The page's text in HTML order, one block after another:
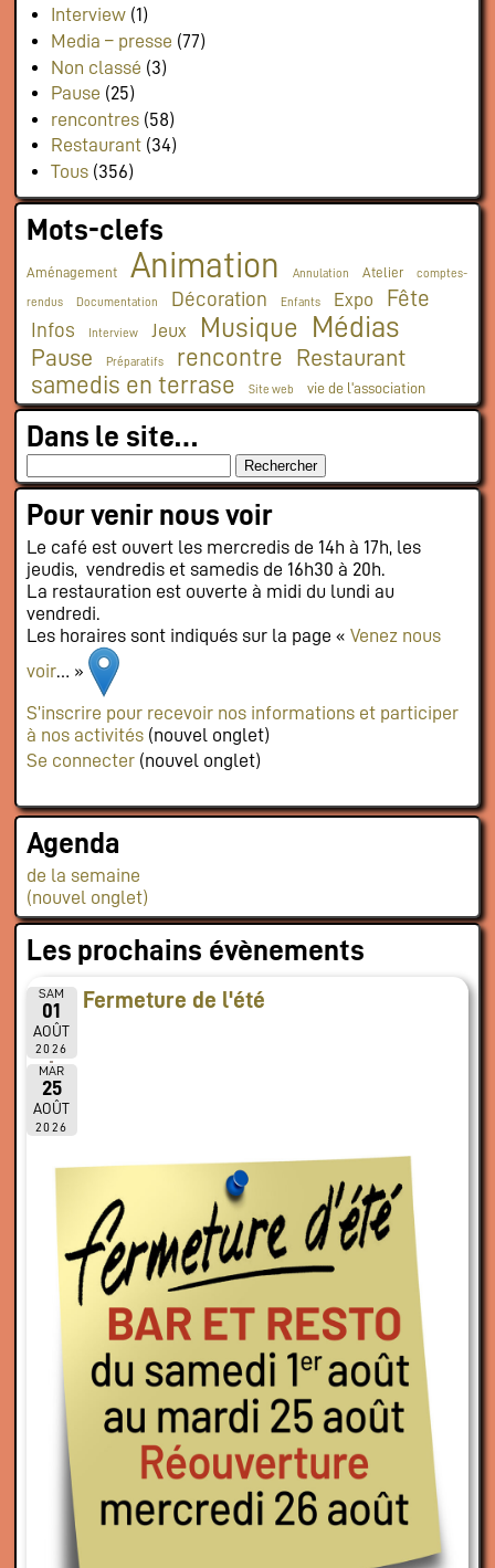
Interview(1)
Media – presse (77)
Non classé (3)
Pause (25)
rencontres(58)
Restaurant(34)
Tous(356)
Mots-clefs
Aménagement Animation Annulation Atelier comptes-
rendus Documentation Décoration Enfants Expo Fête
Infos Interview Jeux Musique Médias
Pause Préparatifs rencontre Restaurant
samedis en terrase Site web vie de l'association
Dans le site…
Pour venir nous voir
Le café est ouvert les mercredis de 14h à 17h, les
jeudis, vendredis et samedis de 16h30 à 20h.
La restauration est ouverte à midi du lundi au
vendredi.
Les horaires sont indiqués sur la page « Venez nous
voir… »
S’inscrire pour recevoir nos informations et participer
à nos activités(nouvel onglet)
Se connecter(nouvel onglet)
Agenda
de la semaine
(nouvel onglet)
Les prochains évènements
SAM
01
AOÛT
2026
MAR
25
AOÛT
2026
Fermeture de l'été